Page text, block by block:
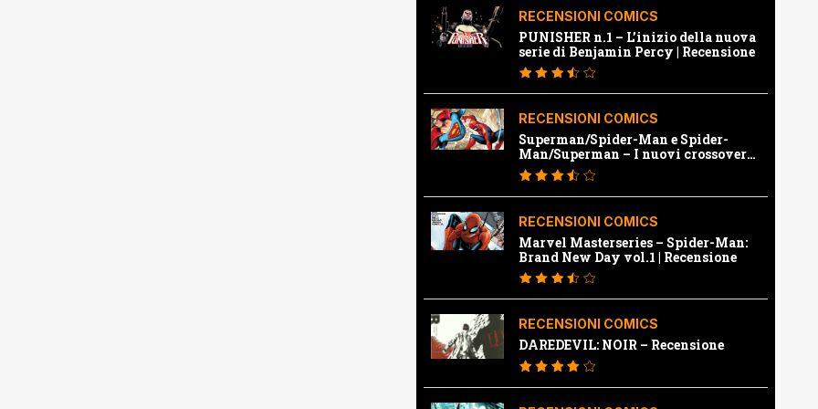
RECENSIONI COMICS
PUNISHER n.1 – L’inizio della nuova
serie di Benjamin Percy | Recensione
RECENSIONI COMICS
Superman/Spider-Man e Spider-
Man/Superman – I nuovi crossover
Marvel e Dc | Recensione
RECENSIONI COMICS
Marvel Masterseries – Spider-Man:
Brand New Day vol.1 | Recensione
RECENSIONI COMICS
DAREDEVIL: NOIR – Recensione